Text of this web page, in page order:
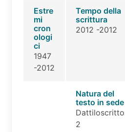
Estre
mi
cron
ologi
ci
1947
-2012
Tempo della
scrittura
2012 -2012
Natura del
testo in sede
2